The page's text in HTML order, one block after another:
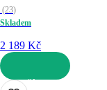
(23)
Skladem
2 189 Kč
DO KOŠÍKU